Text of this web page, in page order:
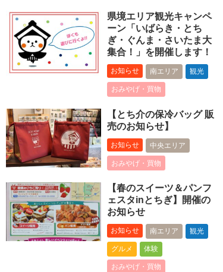
県境エリア観光キャンペ
ーン「いばらき・とち
ぎ・ぐんま・さいたま大
集合！」を開催します！
お知らせ 南エリア 観光
おみやげ・買物
【とち介の保冷バッグ 販
売のお知らせ】
お知らせ 中央エリア
おみやげ・買物
【春のスイーツ＆パンフ
ェスタinとちぎ】開催の
お知らせ
お知らせ 南エリア 観光
グルメ 体験
おみやげ・買物